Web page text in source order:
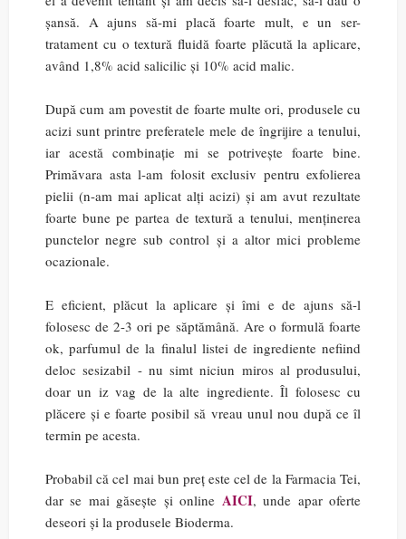
șansă. A ajuns să-mi placă foarte mult, e un ser-
tratament cu o textură fluidă foarte plăcută la aplicare,
având 1,8% acid salicilic și 10% acid malic.
După cum am povestit de foarte multe ori, produsele cu
acizi sunt printre preferatele mele de îngrijire a tenului,
iar acestă combinație mi se potrivește foarte bine.
Primăvara asta l-am folosit exclusiv pentru exfolierea
pielii (n-am mai aplicat alți acizi) și am avut rezultate
foarte bune pe partea de textură a tenului, menținerea
punctelor negre sub control și a altor mici probleme
ocazionale.
E eficient, plăcut la aplicare și îmi e de ajuns să-l
folosesc de 2-3 ori pe săptămână. Are o formulă foarte
ok, parfumul de la finalul listei de ingrediente nefiind
deloc sesizabil - nu simt niciun miros al produsului,
doar un iz vag de la alte ingrediente. Îl folosesc cu
plăcere și e foarte posibil să vreau unul nou după ce îl
termin pe acesta.
Probabil că cel mai bun preț este cel de la Farmacia Tei,
dar se mai găsește și online AICI, unde apar oferte
deseori și la produsele Bioderma.